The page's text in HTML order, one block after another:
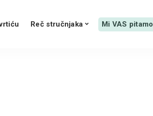
Reč stručnjaka Mi VAS pitamo